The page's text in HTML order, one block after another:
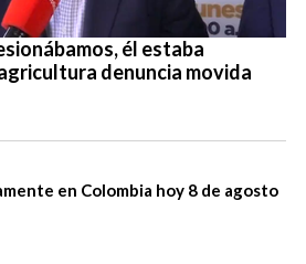
él estaba
denuncia movida
en Colombia hoy 8 de agosto